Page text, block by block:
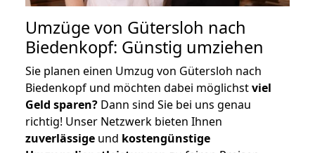
Umzüge von Gütersloh nach
Biedenkopf: Günstig umziehen
Sie planen einen Umzug von Gütersloh nach
Biedenkopf und möchten dabei möglichstviel
Geld sparen? Dann sind Sie bei uns genau
richtig! Unser Netzwerk bieten Ihnen
zuverlässige und kostengünstige